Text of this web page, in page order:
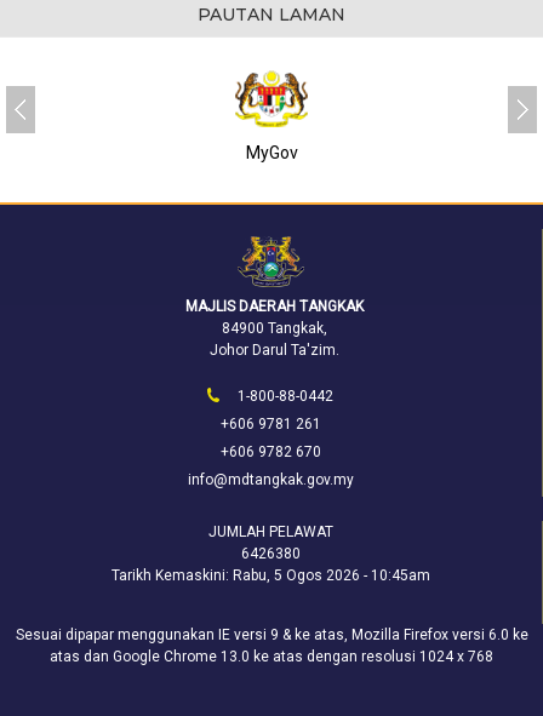
PAUTAN LAMAN
MyGov
MAJLIS DAERAH TANGKAK
84900 Tangkak,
Johor Darul Ta'zim.
1-800-88-0442
+606 9781 261
+606 9782 670
info@mdtangkak.gov.my
JUMLAH PELAWAT
6426380
Tarikh Kemaskini: Rabu, 5 Ogos 2026 - 10:45am
Sesuai dipapar menggunakan IE versi 9 & ke atas, Mozilla Firefox versi 6.0 ke
atas dan Google Chrome 13.0 ke atas dengan resolusi 1024 x 768